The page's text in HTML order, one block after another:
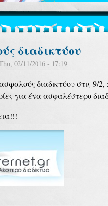
διαδικτύου
02/11/2016 - 17:19
διαδικτύου στις 9/
για ένα ασφαλέστερο